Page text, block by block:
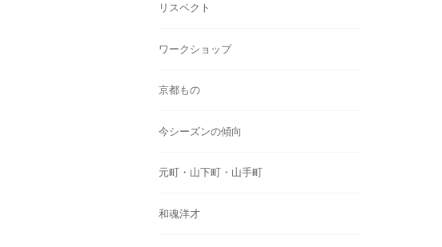
リスペクト
ワークショップ
京都もの
今シーズンの傾向
元町・山下町・山手町
和魂洋才